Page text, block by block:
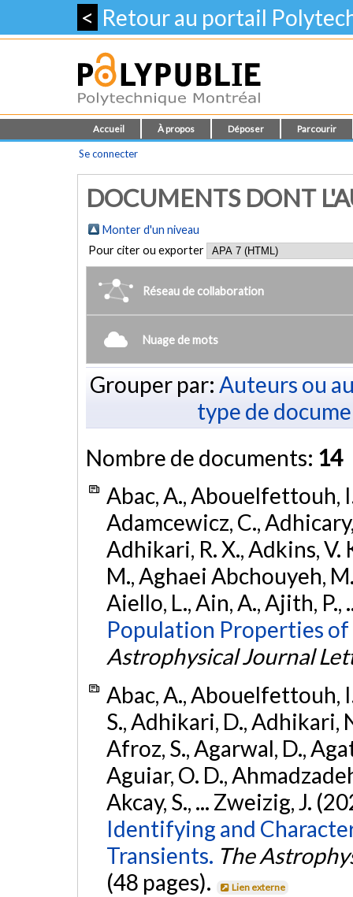
< Retour au portail
Accueil À propos Déposer Parcourir
Se connecter
DOCUMENTS DONT
Monter d'un niveau
Pour citer ou exporter
Réseau de collaboration
Nuage de mots
Grouper par: Auteurs ou
type de
Nombre de documents: 14
Abac, A., Abouelfettouh,
Adamcewicz, C.,
Adhikari, R. X., Adkins, V.
M., Aghaei Abchouyeh,
Aiello, L., Ain, A., Ajith,
Population Properties
Astrophysical Journal
Abac, A., Abouelfettouh,
S., Adhikari, D., Adhikari,
Afroz, S., Agarwal, D.,
Aguiar, O. D.,
Akcay, S., ... Zweizig, J.
Identifying and
Transients. The
(48 pages).
Lien externe